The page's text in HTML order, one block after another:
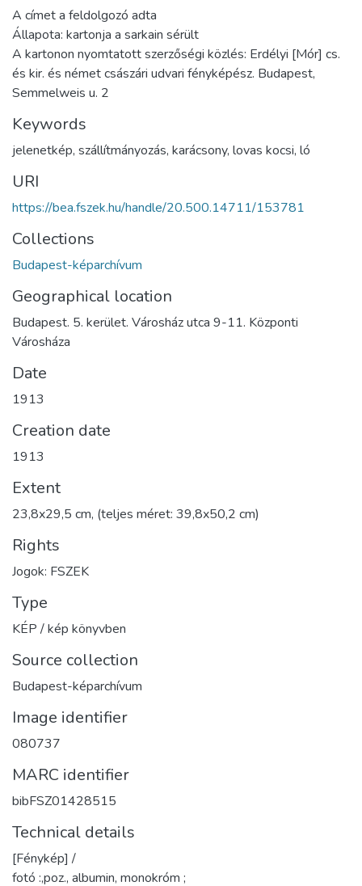
A címet a feldolgozó adta
Állapota: kartonja a sarkain sérült
A kartonon nyomtatott szerzőségi közlés: Erdélyi [Mór] cs.
és kir. és német császári udvari fényképész. Budapest,
Semmelweis u. 2
Keywords
jelenetkép, szállítmányozás, karácsony, lovas kocsi, ló
URI
https://bea.fszek.hu/handle/20.500.14711/153781
Collections
Budapest-képarchívum
Geographical location
Budapest. 5. kerület. Városház utca 9-11. Központi
Városháza
Date
1913
Creation date
1913
Extent
23,8x29,5 cm, (teljes méret: 39,8x50,2 cm)
Rights
Jogok: FSZEK
Type
KÉP / kép könyvben
Source collection
Budapest-képarchívum
Image identifier
080737
MARC identifier
bibFSZ01428515
Technical details
[Fénykép] /
fotó :,poz., albumin, monokróm ;